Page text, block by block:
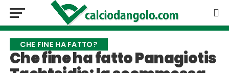
CHE FINE HA FATTO?
Che fine ha fatto Panagiotis